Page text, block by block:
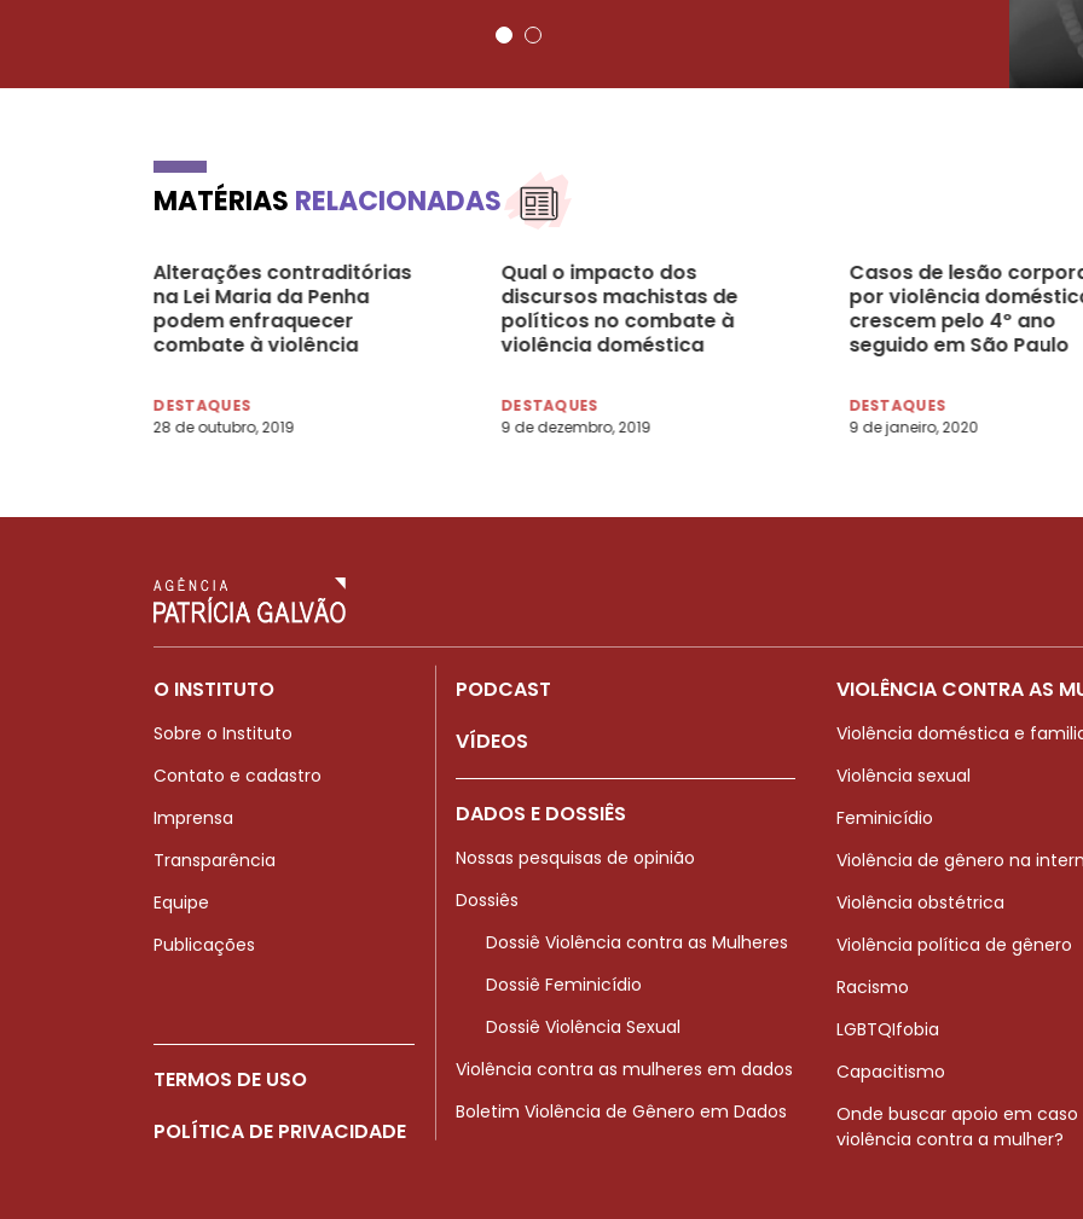
MATÉRIAS RELACIONADAS
Alterações contraditórias
na Lei Maria da Penha
podem enfraquecer
combate à violência
DESTAQUES
28 de outubro, 2019
Qual o impacto dos
discursos machistas de
políticos no combate à
violência doméstica
DESTAQUES
9 de dezembro, 2019
Casos de lesão
por violência
crescem pelo 4º ano
seguido em São Paulo
DESTAQUES
9 de janeiro, 2020
O INSTITUTO
Sobre o Instituto
Contato e cadastro
Imprensa
Transparência
Equipe
Publicações
TERMOS DE USO
POLÍTICA DE PRIVACIDADE
PODCAST
VÍDEOS
DADOS E DOSSIÊS
Nossas pesquisas de opinião
Dossiês
Dossiê Violência contra as Mulheres
Dossiê Feminicídio
Dossiê Violência Sexual
Violência contra as mulheres em dados
Boletim Violência de Gênero em Dados
VIOLÊNCIA CONTRA AS
Violência doméstica e
Violência sexual
Feminicídio
Violência de gênero na
Violência obstétrica
Violência política de gênero
Racismo
LGBTQIfobia
Capacitismo
Onde buscar apoio em caso
violência contra a mulher?